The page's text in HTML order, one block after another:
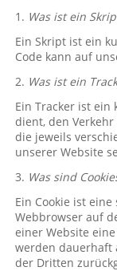
1. Was ist ein
Ein Skript ist ein
Code kann auf
2. Was ist ein
Ein Tracker ist
dient, den
die jeweils
unserer Website
3. Was sind
Ein Cookie ist
Webbrowser auf
einer Website
werden dauerhaft
der Dritten